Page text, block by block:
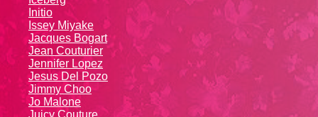
Initio
Issey Miyake
Jacques Bogart
Jean Couturier
Jennifer Lopez
Jesus Del Pozo
Jimmy Choo
Jo Malone